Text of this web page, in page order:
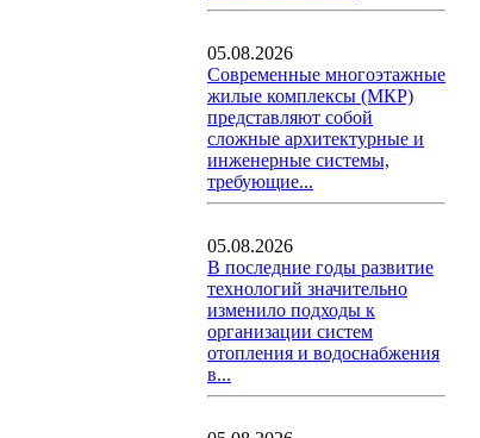
05.08.2026
Современные многоэтажные
жилые комплексы (МКР)
представляют собой
сложные архитектурные и
инженерные системы,
требующие...
05.08.2026
В последние годы развитие
технологий значительно
изменило подходы к
организации систем
отопления и водоснабжения
в...